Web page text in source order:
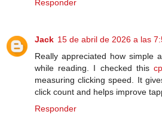
Responder
Jack 15 de abril de 2026 a las
Really appreciated how simple
while reading. I checked this
measuring clicking speed. It
click count and helps improve
Responder